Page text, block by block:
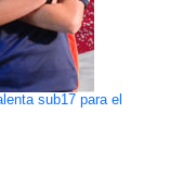
sub17 para el